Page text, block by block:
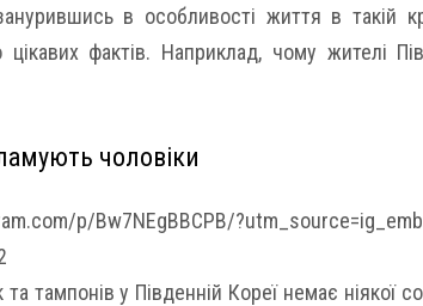
в особливості життя в такій
цікавих фактів. Наприклад, чому жителі
чоловіки
p/Bw7NEgBBCPB/
тампонів у Південній Кореї немає ніякої